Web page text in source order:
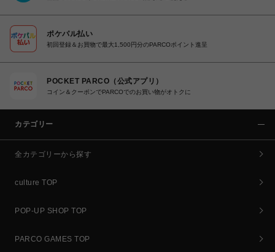
ポケパル払い
初回登録＆お買物で最大1,500円分のPARCOポイント進呈
POCKET PARCO（公式アプリ）
コイン＆クーポンでPARCOでのお買い物がオトクに
カテゴリー
全カテゴリーから探す
culture TOP
POP-UP SHOP TOP
PARCO GAMES TOP